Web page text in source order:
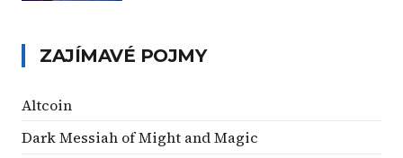
ZAJÍMAVÉ POJMY
Altcoin
Dark Messiah of Might and Magic